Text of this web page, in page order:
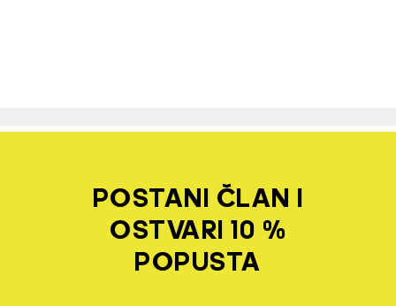
POSTANI ČLAN I
OSTVARI 10 %
POPUSTA